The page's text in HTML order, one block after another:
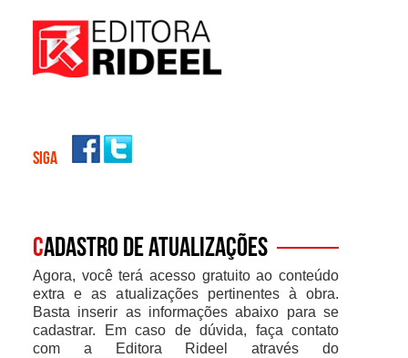
SIGA
Cadastro de atualizações
Agora, você terá acesso gratuito ao conteúdo
extra e as atualizações pertinentes à obra.
Basta inserir as informações abaixo para se
cadastrar. Em caso de dúvida, faça contato
com a Editora Rideel através do